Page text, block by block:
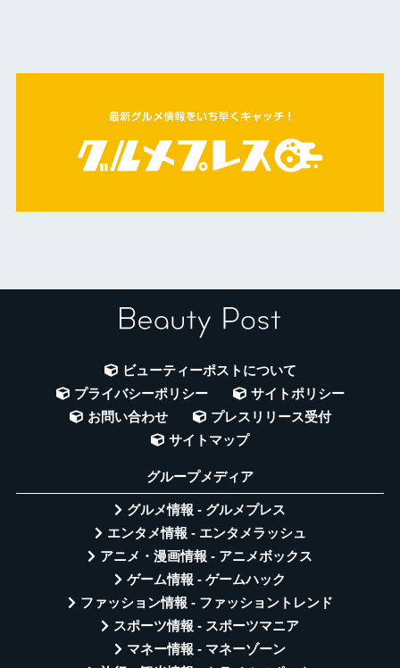
ビューティーポストについて
プライバシーポリシー
サイトポリシー
お問い合わせ
プレスリリース受付
サイトマップ
グループメディア
グルメ情報 - グルメプレス
エンタメ情報 - エンタメラッシュ
アニメ・漫画情報 - アニメボックス
ゲーム情報 - ゲームハック
ファッション情報 - ファッショントレンド
スポーツ情報 - スポーツマニア
マネー情報 - マネーゾーン